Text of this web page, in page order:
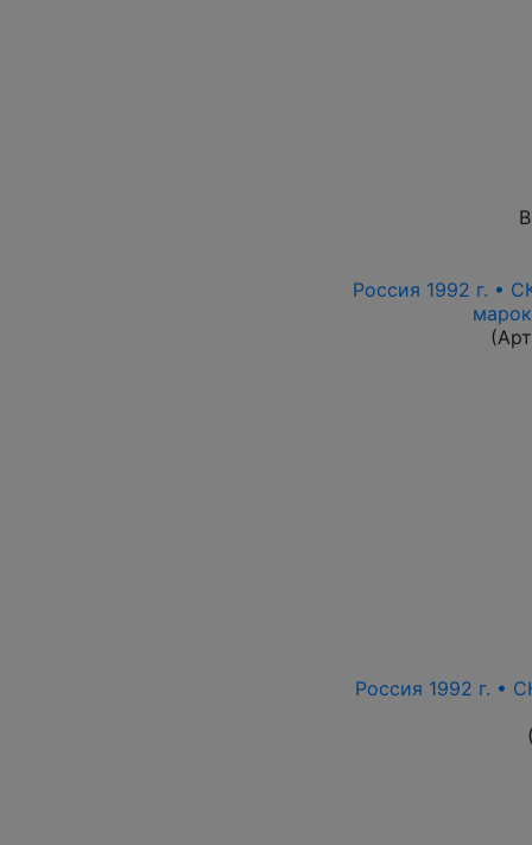
Россия 1992 г. •
Россия 1992 г. •